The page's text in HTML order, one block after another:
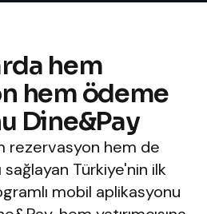
hem
hem ödeme
Dine&Pay
rezervasyon hem de
sağlayan Türkiye'nin ilk
mobil aplikasyonu